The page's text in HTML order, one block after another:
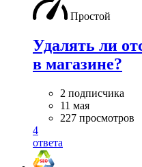
Простой
Удалять ли
в магазине?
2 подписчика
11 мая
227 просмотров
4
ответа